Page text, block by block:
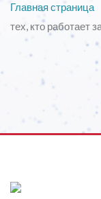
Главная страница
тех, кто работает